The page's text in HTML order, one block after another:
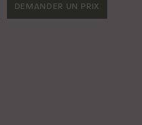
DEMANDER UN PRIX